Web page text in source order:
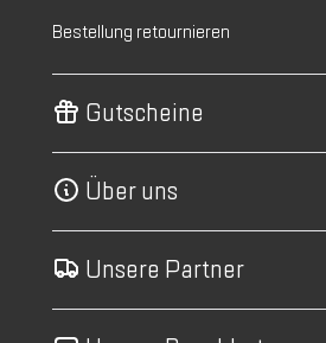
Bestellung retournieren
Gutscheine
Über uns
Unsere Partner